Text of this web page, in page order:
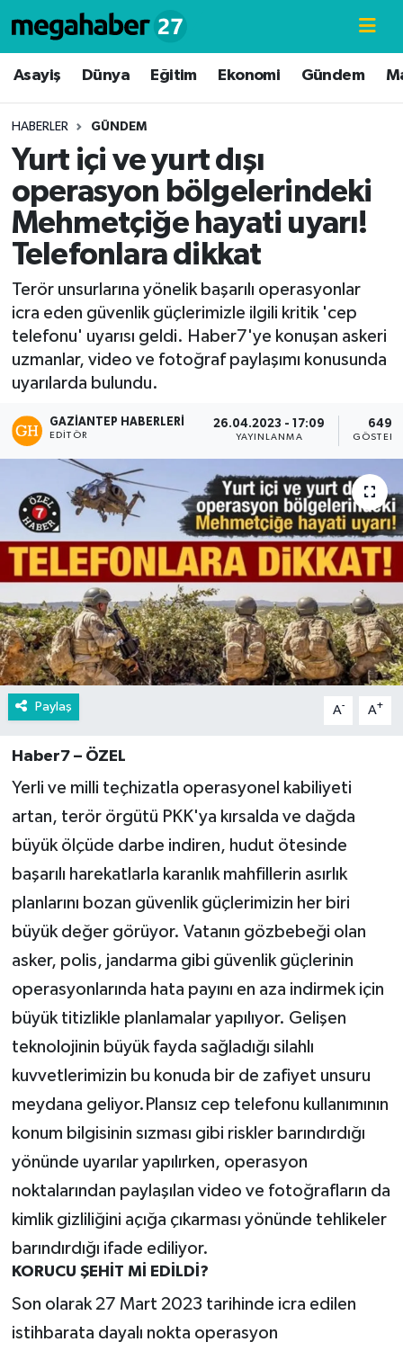
Asayiş Dünya Eğitim Ekonomi Gündem
HABERLER GÜNDEM
Yurt içi ve yurt dışı
operasyon bölgelerindeki
Mehmetçiğe hayati uyarı!
Telefonlara dikkat
Terör unsurlarına yönelik başarılı operasyonlar
icra eden güvenlik güçlerimizle ilgili kritik 'cep
telefonu' uyarısı geldi. Haber7'ye konuşan askeri
uzmanlar, video ve fotoğraf paylaşımı konusunda
uyarılarda bulundu.
GAZIANTEP HABERLERI
EDITÖR
26.04.2023 - 17:09
YAYINLANMA
649
Paylaş A- A+
Haber7 – ÖZEL
Yerli ve milli teçhizatla operasyonel kabiliyeti
artan, terör örgütü PKK'ya kırsalda ve dağda
büyük ölçüde darbe indiren, hudut ötesinde
başarılı harekatlarla karanlık mahfillerin asırlık
planlarını bozan güvenlik güçlerimizin her biri
büyük değer görüyor. Vatanın gözbebeği olan
asker, polis, jandarma gibi güvenlik güçlerinin
operasyonlarında hata payını en aza indirmek için
büyük titizlikle planlamalar yapılıyor. Gelişen
teknolojinin büyük fayda sağladığı silahlı
kuvvetlerimizin bu konuda bir de zafiyet unsuru
meydana geliyor.Plansız cep telefonu kullanımının
konum bilgisinin sızması gibi riskler barındırdığı
yönünde uyarılar yapılırken, operasyon
noktalarından paylaşılan video ve fotoğrafların da
kimlik gizliliğini açığa çıkarması yönünde tehlikeler
barındırdığı ifade ediliyor.
KORUCU ŞEHİT Mİ EDİLDİ?
Son olarak 27 Mart 2023 tarihinde icra edilen
istihbarata dayalı nokta operasyon
Hava Durumu
Süper Lig Puan Durumu ve Fikstür
Tüm Manşetler
Son Dakika Haberleri
Haber Arşivi